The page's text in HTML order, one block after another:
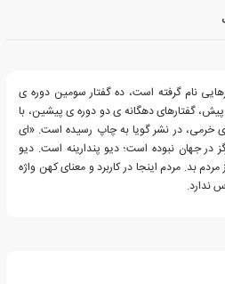
نام گرفته است، ده گفتار سومین دوره ی
پیش، گفتارهای دهگانه ی دو دوره ی پیشین، با
ی خرمی، در نشر گویا به چاپ رسیده است. «ای
در جهان نبوده است؛ دیو پندارینه است. دیو
بد. مردم اینجا در کاربرد و معنای کهن واژه
ندارد.